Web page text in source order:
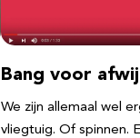
Bang voor
We zijn allemaal wel
vliegtuig. Of spinnen.